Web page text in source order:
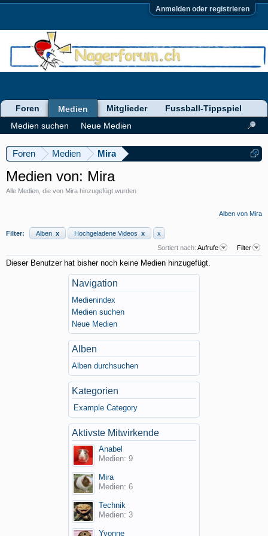
Anmelden oder registrieren
Foren Medien Mira
Medien von: Mira
Alle Medien, die von Mira hinzugefügt wurden
Alben von Mira
Filter: Alben x Hochgeladene Videos x
x
Sortiert nach: Aufrufe Filter
Dieser Benutzer hat bisher noch keine Medien hinzugefügt.
Navigation
Medienindex
Medien suchen
Neue Medien
Alben
Alben durchsuchen
Kategorien
Example Category
Aktivste Mitwirkende
Anabel
Medien: 9
Mira
Medien: 6
Technik
Medien: 3
Yvonne
Foren
Medien
Medien suchen
Neue Medien
Mitglieder Fussball-Tippspiel